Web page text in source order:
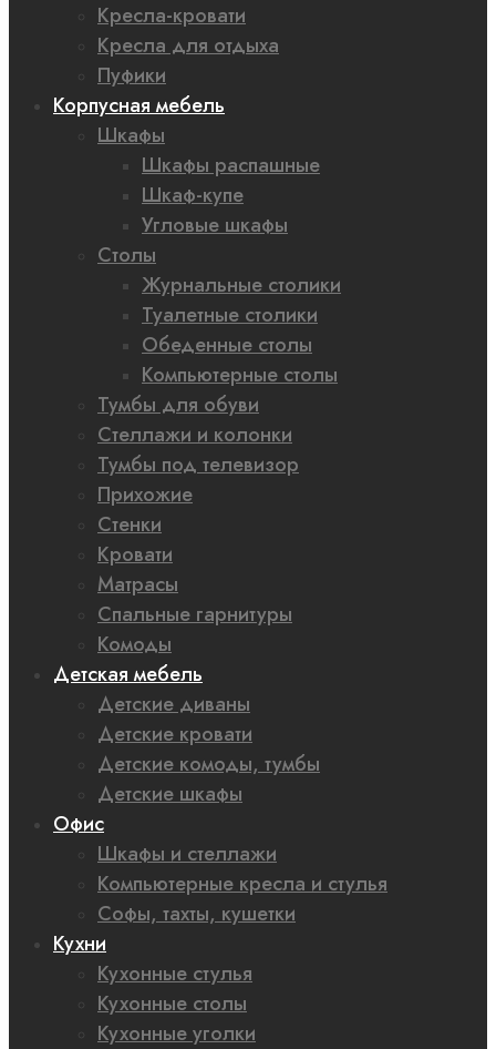
Кресла-кровати
Кресла для отдыха
Пуфики
Корпусная мебель
Шкафы
Шкафы распашные
Шкаф-купе
Угловые шкафы
Столы
Журнальные столики
Туалетные столики
Обеденные столы
Компьютерные столы
Тумбы для обуви
Стеллажи и колонки
Тумбы под телевизор
Прихожие
Стенки
Кровати
Матрасы
Спальные гарнитуры
Комоды
Детская мебель
Детские диваны
Детские кровати
Детские комоды, тумбы
Детские шкафы
Офис
Шкафы и стеллажи
Компьютерные кресла и стулья
Софы, тахты, кушетки
Кухни
Кухонные стулья
Кухонные столы
Кухонные уголки